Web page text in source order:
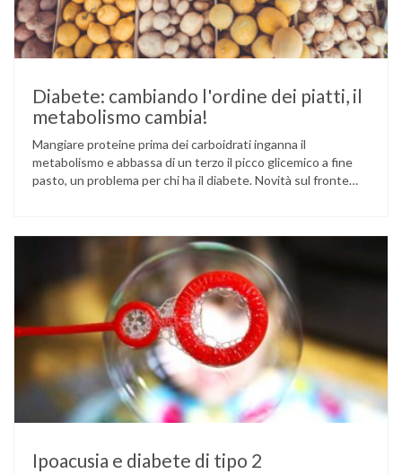
Diabete: cambiando l'ordine dei piatti, il
metabolismo cambia!
Mangiare proteine prima dei carboidrati inganna il
metabolismo e abbassa di un terzo il picco glicemico a fine
pasto, un problema per chi ha il diabete. Novità sul fronte
come ingannare il metabolismo ed evitare che gli zuccheri …
Ipoacusia e diabete di tipo 2